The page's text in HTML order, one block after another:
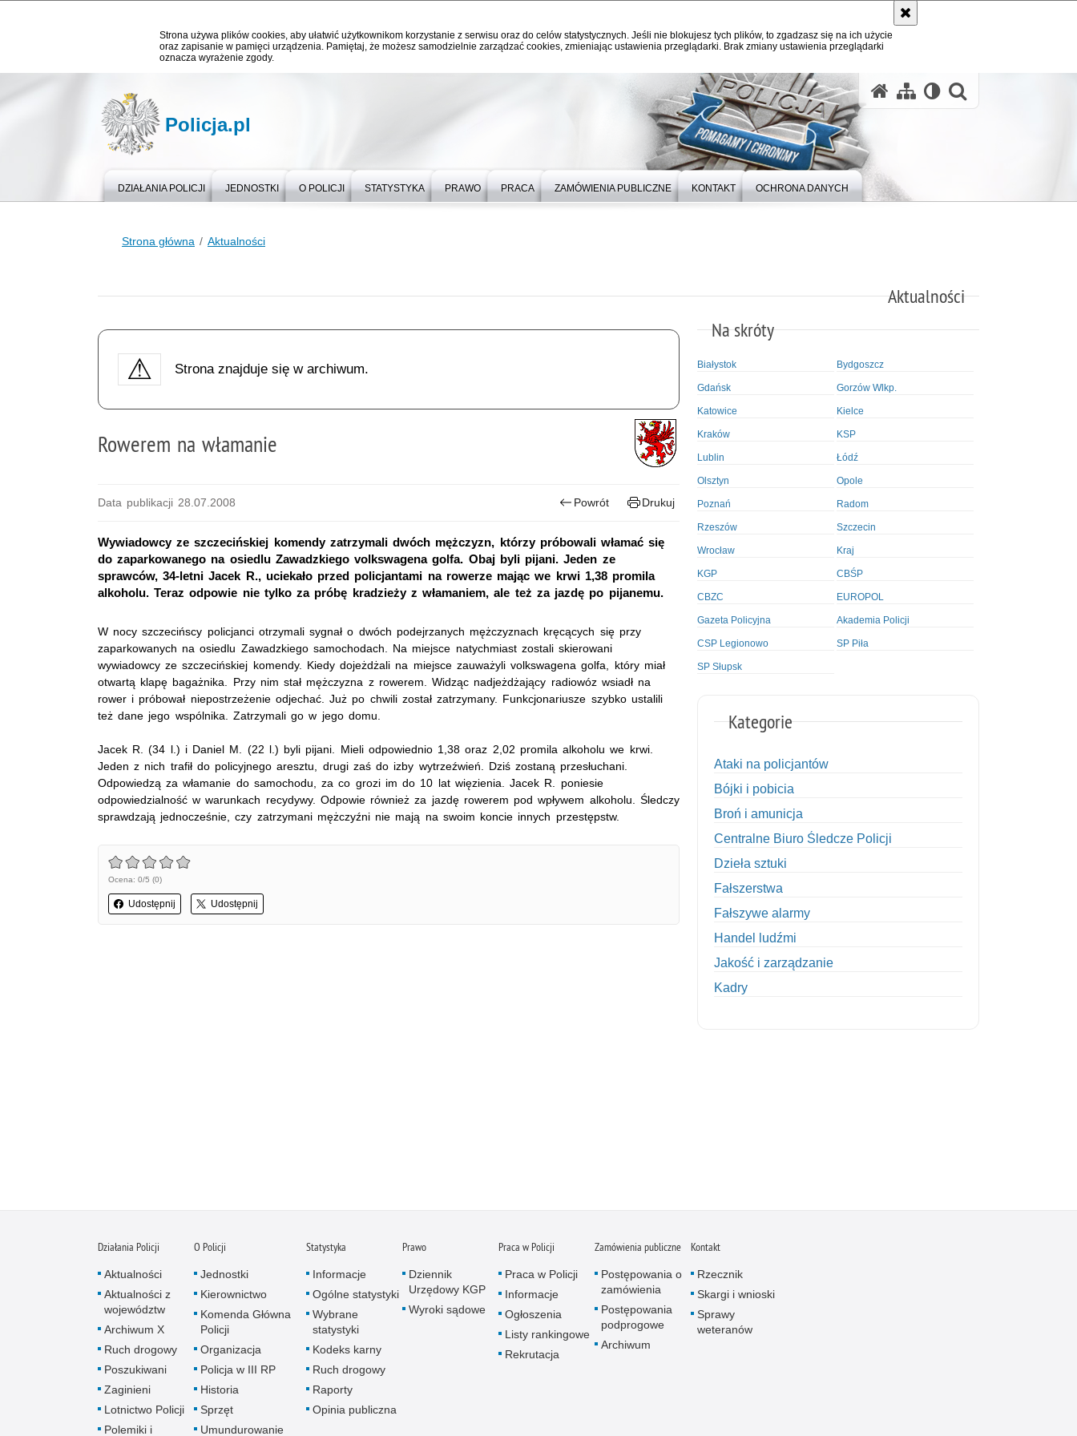
Strona używa plików cookies, aby ułatwić użytkownikom korzystanie z serwisu oraz do celów statystycznych. Jeśli nie blokujesz tych plików, to zgadzasz się na ich użycie
oraz zapisanie w pamięci urządzenia. Pamiętaj, że możesz samodzielnie zarządzać cookies, zmieniając ustawienia przeglądarki. Brak zmiany ustawienia przeglądarki
oznacza wyrażenie zgody.
Policja.pl
DZIAŁANIA POLICJI JEDNOSTKI O POLICJI STATYSTYKA PRAWO PRACA ZAMÓWIENIA PUBLICZNE KONTAKT OCHRONA DANYCH
Strona główna Aktualności
Aktualności
Strona znajduje się w archiwum.
Rowerem na włamanie
Data publikacji 28.07.2008 Powrót Drukuj
Wywiadowcy ze szczecińskiej komendy zatrzymali dwóch mężczyzn, którzy próbowali włamać się
do zaparkowanego na osiedlu Zawadzkiego volkswagena golfa. Obaj byli pijani. Jeden ze
sprawców, 34-letni Jacek R., uciekało przed policjantami na rowerze mając we krwi 1,38 promila
alkoholu. Teraz odpowie nie tylko za próbę kradzieży z włamaniem, ale też za jazdę po pijanemu.
W nocy szczecińscy policjanci otrzymali sygnał o dwóch podejrzanych mężczyznach kręcących się przy
zaparkowanych na osiedlu Zawadzkiego samochodach. Na miejsce natychmiast zostali skierowani
wywiadowcy ze szczecińskiej komendy. Kiedy dojeżdżali na miejsce zauważyli volkswagena golfa, który miał
otwartą klapę bagażnika. Przy nim stał mężczyzna z rowerem. Widząc nadjeżdżający radiowóz wsiadł na
rower i próbował niepostrzeżenie odjechać. Już po chwili został zatrzymany. Funkcjonariusze szybko ustalili
też dane jego wspólnika. Zatrzymali go w jego domu.
Jacek R. (34 l.) i Daniel M. (22 l.) byli pijani. Mieli odpowiednio 1,38 oraz 2,02 promila alkoholu we krwi.
Jeden z nich trafił do policyjnego aresztu, drugi zaś do izby wytrzeźwień. Dziś zostaną przesłuchani.
Odpowiedzą za włamanie do samochodu, za co grozi im do 10 lat więzienia. Jacek R. poniesie
odpowiedzialność w warunkach recydywy. Odpowie również za jazdę rowerem pod wpływem alkoholu. Śledczy
sprawdzają jednocześnie, czy zatrzymani mężczyźni nie mają na swoim koncie innych przestępstw.
Ocena: 0/5 (0)
Udostępnij Udostępnij
Na skróty
Białystok Bydgoszcz
Gdańsk Gorzów Wlkp.
Katowice Kielce
Kraków KSP
Lublin Łódź
Olsztyn Opole
Poznań Radom
Rzeszów Szczecin
Wrocław Kraj
KGP CBŚP
CBZC EUROPOL
Gazeta Policyjna Akademia Policji
CSP Legionowo SP Piła
SP Słupsk
Kategorie
Ataki na policjantów
Bójki i pobicia
Broń i amunicja
Centralne Biuro Śledcze Policji
Dzieła sztuki
Fałszerstwa
Fałszywe alarmy
Handel ludźmi
Jakość i zarządzanie
Kadry
Nietrzeźwi kierujący
Nietrzeźwi opiekunowie
Działania Policji
Aktualności
Aktualności z
województw
Archiwum X
Ruch drogowy
Poszukiwani
Zaginieni
Lotnictwo Policji
Polemiki i
O Policji
Jednostki
Kierownictwo
Komenda Główna
Policji
Organizacja
Policja w III RP
Historia
Sprzęt
Umundurowanie
Statystyka
Informacje
Ogólne statystyki
Wybrane
statystyki
Kodeks karny
Ruch drogowy
Raporty
Opinia publiczna
Prawo
Dziennik
Urzędowy KGP
Wyroki sądowe
Praca w Policji
Praca w Policji
Informacje
Ogłoszenia
Listy rankingowe
Rekrutacja
Zamówienia publiczne
Postępowania o
zamówienia
Postępowania
podprogowe
Archiwum
Kontakt
Rzecznik
Skargi i wnioski
Sprawy
weteranów